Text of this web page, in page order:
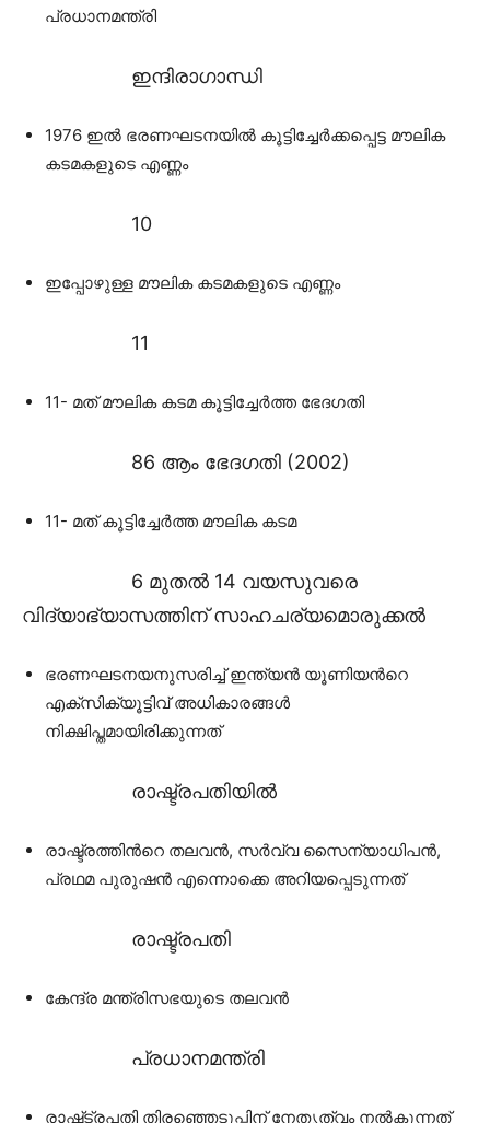
പ്രധാനമന്ത്രി
ഇന്ദിരാഗാന്ധി
1976 ഇൽ ഭരണഘടനയിൽ കൂട്ടിച്ചേർക്കപ്പെട്ട മൗലിക
കടമകളുടെ എണ്ണം
10
ഇപ്പോഴുള്ള മൗലിക കടമകളുടെ എണ്ണം
11
11- മത് മൗലിക കടമ കൂട്ടിച്ചേർത്ത ഭേദഗതി
86 ആം ഭേദഗതി (2002)
11- മത് കൂട്ടിച്ചേർത്ത മൗലിക കടമ
6 മുതൽ 14 വയസുവരെ
വിദ്യാഭ്യാസത്തിന് സാഹചര്യമൊരുക്കൽ
ഭരണഘടനയനുസരിച്ച് ഇന്ത്യൻ യൂണിയൻറെ
എക്സിക്യൂട്ടിവ് അധികാരങ്ങൾ
നിക്ഷിപ്തമായിരിക്കുന്നത്
രാഷ്ട്രപതിയിൽ
രാഷ്ട്രത്തിൻറെ തലവൻ, സർവ്വ സൈന്യാധിപൻ,
പ്രഥമ പുരുഷൻ എന്നൊക്കെ അറിയപ്പെടുന്നത്
രാഷ്ട്രപതി
കേന്ദ്ര മന്ത്രിസഭയുടെ തലവൻ
പ്രധാനമന്ത്രി
രാഷ്‌ട്രപതി തിരഞ്ഞെടുപ്പിന് നേതൃത്വം നൽകുന്നത്